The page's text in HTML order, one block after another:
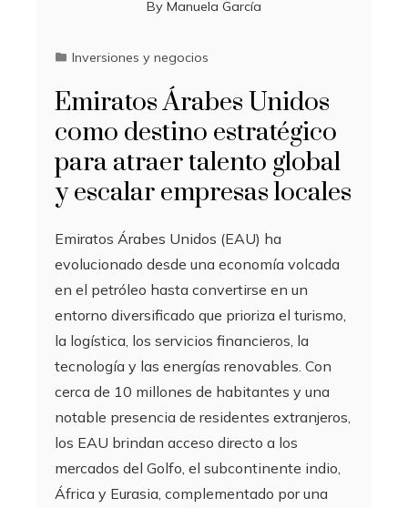
By Manuela García
Inversiones y negocios
Emiratos Árabes Unidos
como destino estratégico
para atraer talento global
y escalar empresas locales
Emiratos Árabes Unidos (EAU) ha
evolucionado desde una economía volcada
en el petróleo hasta convertirse en un
entorno diversificado que prioriza el turismo,
la logística, los servicios financieros, la
tecnología y las energías renovables. Con
cerca de 10 millones de habitantes y una
notable presencia de residentes extranjeros,
los EAU brindan acceso directo a los
mercados del Golfo, el subcontinente indio,
África y Eurasia, complementado por una